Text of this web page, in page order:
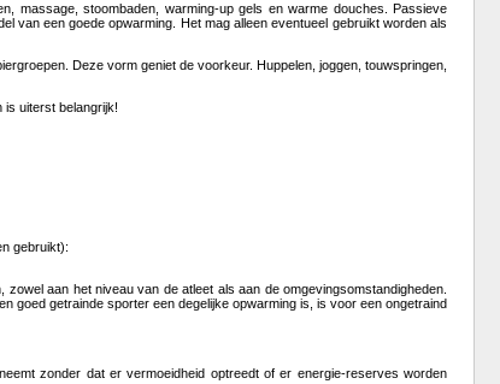
massage, stoombaden, warming-up gels en warme douches. Passieve
van een goede opwarming. Het mag alleen eventueel gebruikt worden als
Deze vorm geniet de voorkeur. Huppelen, joggen, touwspringen,
is uiterst belangrijk!
gebruikt):
aan het niveau van de atleet als aan de omgevingsomstandigheden.
goed getrainde sporter een degelijke opwarming is, is voor een ongetraind
zonder dat er vermoeidheid optreedt of er energie-reserves worden